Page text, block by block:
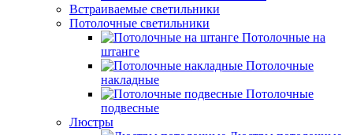
Встраиваемые светильники
Потолочные светильники
Потолочные на
штанге
Потолочные
накладные
Потолочные
подвесные
Люстры